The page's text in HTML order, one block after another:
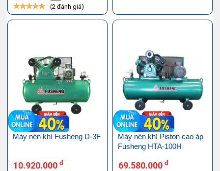
(2 đánh giá)
Máy nén khí Fusheng D-3F
10.920.000 đ
Máy nén khí Piston cao áp
Fusheng HTA-100H
69.580.000 đ